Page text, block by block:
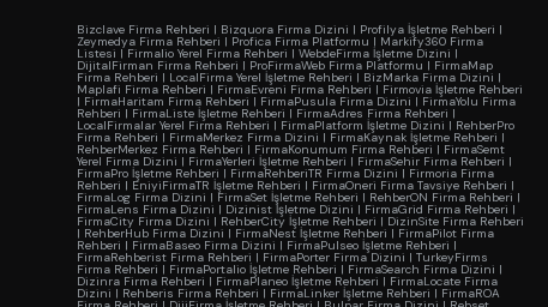
Bizclave Firma Rehberi | Bizquora Firma Dizini | Profilya İşletme Rehberi |
Zeymedya Firma Rehberi | Profica Firma Platformu | Markify360 Firma
Listesi | Firmalio Yerel Firma Rehberi | WebdeFirma İşletme Dizini |
DijitalFirman Firma Rehberi | ProFirmaWeb Firma Platformu | FirmaMap
Firma Rehberi | LocalFirma Yerel İşletme Rehberi | BizMarka Firma Dizini |
Maplafi Firma Rehberi | FirmaEvreni Firma Rehberi | Firmovia İşletme Rehberi
| FirmaHaritam Firma Rehberi | FirmaPusula Firma Dizini | FirmaYolu Firma
Rehberi | FirmaListe İşletme Rehberi | FirmaAdres Firma Rehberi |
LocalFirmalar Yerel Firma Rehberi | FirmaPlatform İşletme Dizini | RehberPro
Firma Rehberi | FirmaMerkez Firma Dizini | FirmaKaynak İşletme Rehberi |
RehberMerkez Firma Rehberi | FirmaKonumum Firma Rehberi | FirmaSemt
Yerel Firma Dizini | FirmaYerleri İşletme Rehberi | FirmaSehir Firma Rehberi |
FirmaPro İşletme Rehberi | FirmaRehberiTR Firma Dizini | Firmoria Firma
Rehberi | EniyiFirmaTR İşletme Rehberi | FirmaOneri Firma Tavsiye Rehberi |
FirmaLog Firma Dizini | FirmaSet İşletme Rehberi | RehberON Firma Rehberi |
FirmaLens Firma Dizini | Dizinist İşletme Dizini | FirmaGrid Firma Rehberi |
FirmaCity Firma Dizini | RehberCity İşletme Rehberi | DizinSite Firma Rehberi
| RehberHub Firma Dizini | FirmaNest İşletme Rehberi | FirmaPilot Firma
Rehberi | FirmaBaseo Firma Dizini | FirmaPulseo İşletme Rehberi |
FirmaRehberist Firma Rehberi | FirmaPorter Firma Dizini | TurkeyFirms
Firma Rehberi | FirmaPortalio İşletme Rehberi | FirmaSearch Firma Dizini |
Dizinra Firma Rehberi | FirmaPlaneo İşletme Rehberi | FirmaLocate Firma
Dizini | Rehberis Firma Rehberi | FirmaLinker İşletme Rehberi | FirmaROA